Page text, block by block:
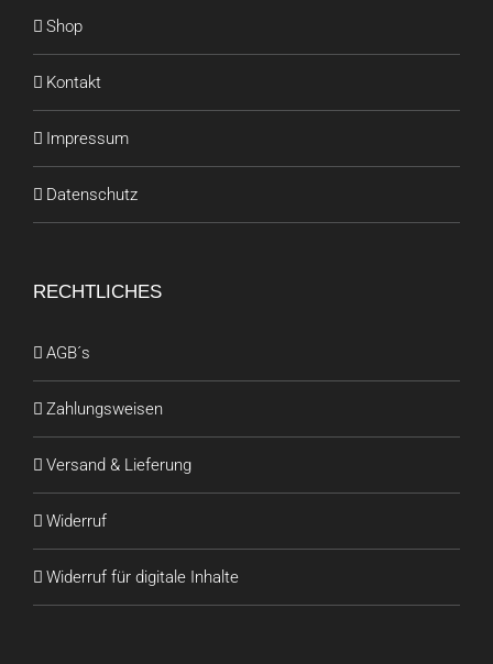
Shop
Kontakt
Impressum
Datenschutz
RECHTLICHES
AGB´s
Zahlungsweisen
Versand & Lieferung
Widerruf
Widerruf für digitale Inhalte